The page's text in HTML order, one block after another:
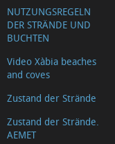
NUTZUNGSREGELN
DER STRÄNDE UND
BUCHTEN
Video Xàbia beaches
and coves
Zustand der Strände
Zustand der Strände.
AEMET